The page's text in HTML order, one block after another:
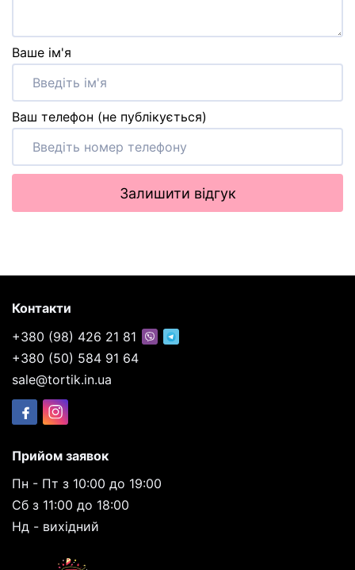
Ваше ім'я
Ваш телефон (не публікується)
Залишити відгук
Контакти
+380 (98) 426 21 81
+380 (50) 584 91 64
sale@tortik.in.ua
Прийом заявок
Пн - Пт з 10:00 до 19:00
Сб з 11:00 до 18:00
Нд - вихідний